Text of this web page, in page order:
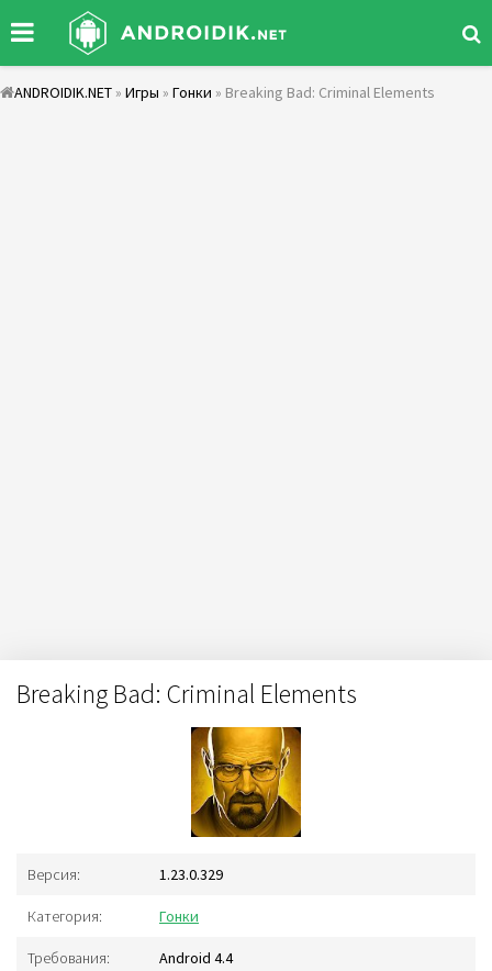
ANDROIDIK.NET » Игры » Гонки » Breaking Bad: Criminal Elements
Breaking Bad: Criminal Elements
Версия: 1.23.0.329
Категория: Гонки
Требования: Android 4.4